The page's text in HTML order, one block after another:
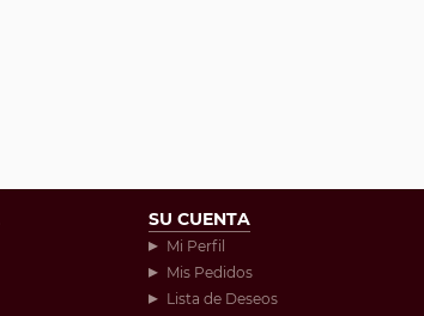
SU CUENTA
Mi Perfil
Mis Pedidos
Lista de Deseos